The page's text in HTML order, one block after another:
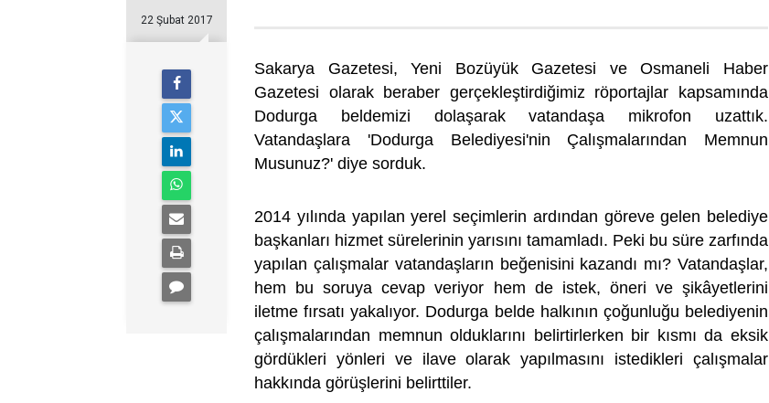
22 Şubat 2017
Sakarya Gazetesi, Yeni Bozüyük Gazetesi ve Osmaneli Haber
Gazetesi olarak beraber gerçekleştirdiğimiz röportajlar kapsamında
Dodurga beldemizi dolaşarak vatandaşa mikrofon uzattık.
Vatandaşlara 'Dodurga Belediyesi'nin Çalışmalarından Memnun
Musunuz?' diye sorduk.
2014 yılında yapılan yerel seçimlerin ardından göreve gelen belediye
başkanları hizmet sürelerinin yarısını tamamladı. Peki bu süre zarfında
yapılan çalışmalar vatandaşların beğenisini kazandı mı? Vatandaşlar,
hem bu soruya cevap veriyor hem de istek, öneri ve şikâyetlerini
iletme fırsatı yakalıyor. Dodurga belde halkının çoğunluğu belediyenin
çalışmalarından memnun olduklarını belirtirlerken bir kısmı da eksik
gördükleri yönleri ve ilave olarak yapılmasını istedikleri çalışmalar
hakkında görüşlerini belirttiler.